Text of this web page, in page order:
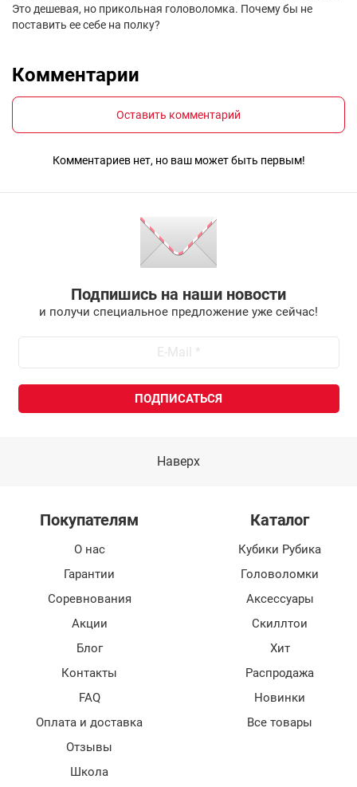
Это дешевая, но прикольная головоломка. Почему бы не
поставить ее себе на полку?
Комментарии
Оставить комментарий
Комментариев нет, но ваш может быть первым!
Подпишись на наши новости
и получи специальное предложение уже сейчас!
Наверх
Покупателям
О нас
Гарантии
Соревнования
Акции
Блог
Контакты
FAQ
Оплата и доставка
Отзывы
Школа
Каталог
Кубики Рубика
Головоломки
Аксессуары
Скиллтои
Хит
Распродажа
Новинки
Все товары